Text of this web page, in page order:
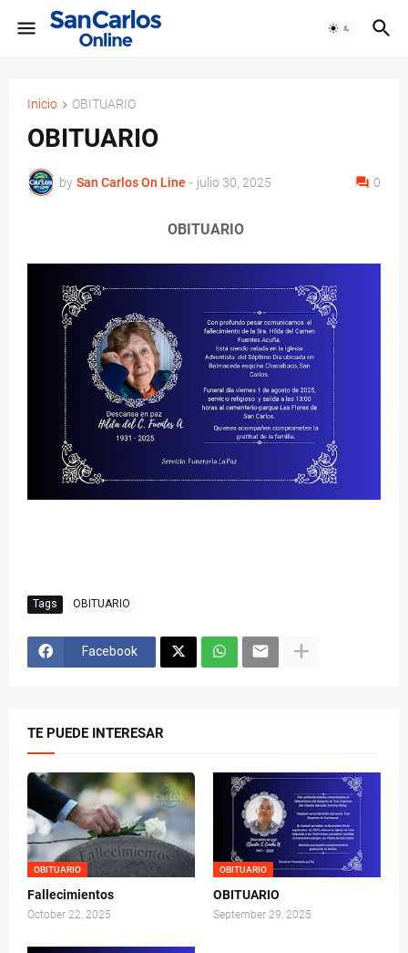
Inicio OBITUARIO
OBITUARIO
by San Carlos On Line - julio 30, 2025 0
OBITUARIO
Tags OBITUARIO
Facebook
TE PUEDE INTERESAR
OBITUARIO
Fallecimientos
October 22, 2025
OBITUARIO
OBITUARIO
September 29, 2025